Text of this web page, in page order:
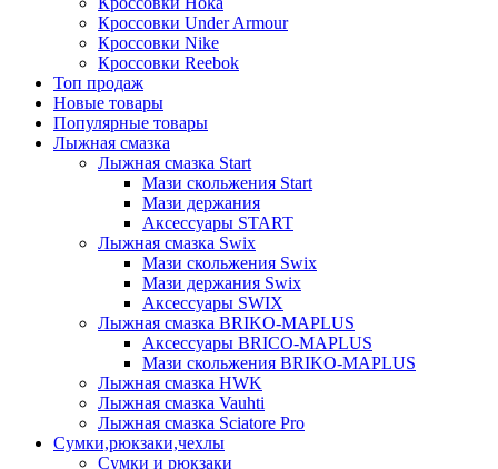
Кроссовки Under Armour
Кроссовки Nike
Кроссовки Reebok
Топ продаж
Новые товары
Популярные товары
Лыжная смазка
Лыжная смазка Start
Мази скольжения Start
Мази держания
Аксессуары START
Лыжная смазка Swix
Мази скольжения Swix
Мази держания Swix
Аксессуары SWIX
Лыжная смазка BRIKO-MAPLUS
Аксессуары BRICO-MAPLUS
Мази скольжения BRIKO-MAPLUS
Лыжная смазка HWK
Лыжная смазка Vauhti
Лыжная смазка Sciatore Pro
Сумки,рюкзаки,чехлы
Сумки и рюкзаки